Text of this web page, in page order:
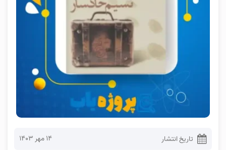
تاریخ انتشار ۱۴ مهر ۱۴۰۳